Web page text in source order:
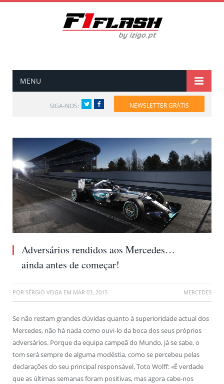
MENU
SIGA-NOS: TwitterFacebook NEWSLETTER GRÁTIS
Adversários rendidos aos Mercedes…
ainda antes de começar!
POR SÉRGIO VEIGA EM MAR 03, 2015 MERCEDES
Se não restam grandes dúvidas quanto à superioridade actual dos
Mercedes, não há nada como ouvi-lo da boca dos seus próprios
adversários. Porque da equipa campeã do Mundo, já se sabe, o
tom será sempre de alguma modéstia, como se percebeu pelas
declarações do seu principal responsável, Toto Wolff: «É verdade
que as últimas semanas foram positivas, mas agora cabe-nos